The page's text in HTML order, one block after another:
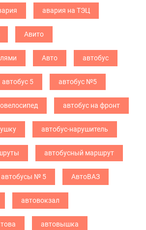
авария на ТЭЦ
Авито
Авто автобус
автобус 5 автобус №5
автобус на фронт
автобус-нарушитель
автобусный маршрут
автобусы № 5 АвтоВАЗ
автовокзал
автовышка